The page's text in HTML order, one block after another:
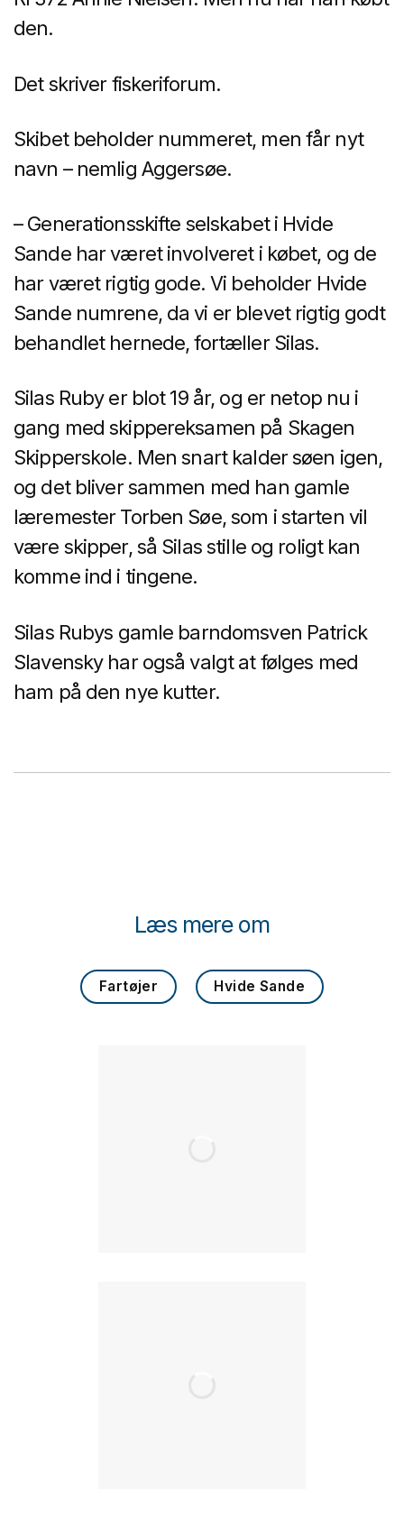
den.
Det skriver fiskeriforum.
Skibet beholder nummeret, men får nyt
navn – nemlig Aggersøe.
– Generationsskifte selskabet i Hvide
Sande har været involveret i købet, og de
har været rigtig gode. Vi beholder Hvide
Sande numrene, da vi er blevet rigtig godt
behandlet hernede, fortæller Silas.
Silas Ruby er blot 19 år, og er netop nu i
gang med skippereksamen på Skagen
Skipperskole. Men snart kalder søen igen,
og det bliver sammen med han gamle
læremesterTorben Søe, som i starten vil
være skipper, så Silas stille og roligt kan
komme ind i tingene.
Silas Rubys gamle barndomsven Patrick
Slavensky har også valgt at følges med
ham på den nye kutter.
Læs mere om
Fartøjer Hvide Sande